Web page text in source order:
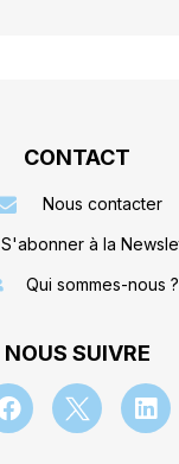
CONTACT
Nous contacter
S'abonner à la
Qui sommes-nous ?
NOUS SUIVRE